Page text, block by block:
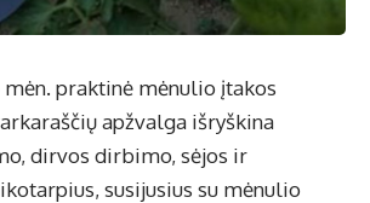
mėn. praktinė mėnulio įtakos
apžvalga išryškina
dirvos dirbimo, sėjos ir
susijusius su mėnulio